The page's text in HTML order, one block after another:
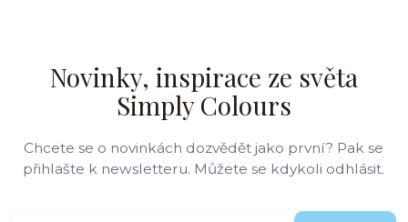
Novinky, inspirace ze světa
Simply Colours
Chcete se o novinkách dozvědět jako první? Pak se
přihlašte k newsletteru. Můžete se kdykoli odhlásit.